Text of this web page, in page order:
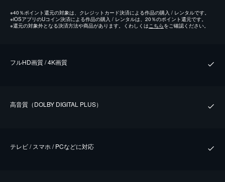
※40％ポイント還元の対象は、クレジットカード決済による作品の購入 / レンタルです。
※iOSアプリのUコイン決済による作品の購入 / レンタルは、20％のポイント還元です。
※還元の対象外となる決済方法や商品があります。くわしくはこちらをご確認ください。
フルHD画質 / 4K画質
⾼⾳質（DOLBY DIGITAL PLUS）
テレビ / スマホ / PCなどに対応